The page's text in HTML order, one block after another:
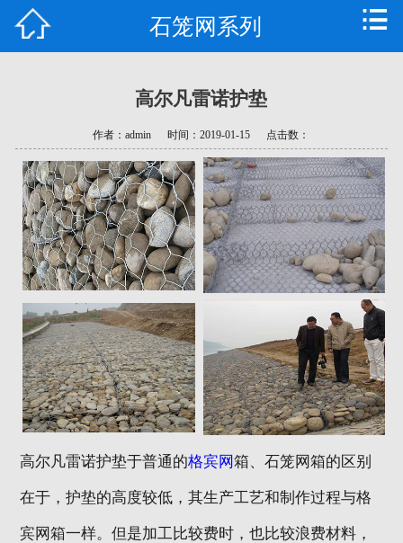
新闻资讯
技术支持
常见问题
资质荣誉
联系我们
石笼网系列
高尔凡雷诺护垫
作者：admin 时间：2019-01-15 点击数：
高尔凡雷诺护垫于普通的格宾网箱、石笼网箱的区别
在于，护垫的高度较低，其生产工艺和制作过程与格
宾网箱一样。但是加工比较费时，也比较浪费材料，